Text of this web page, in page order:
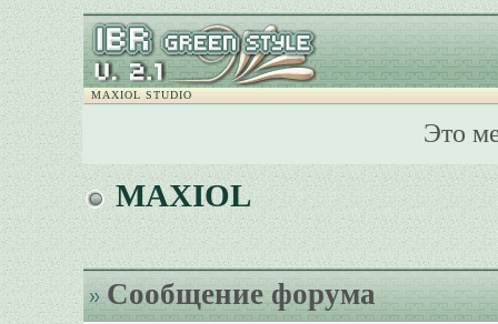
MAXIOL STUDIO
Это
MAXIOL
Сообщение форума